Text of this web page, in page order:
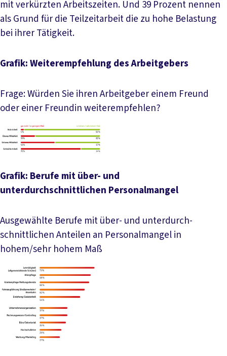
mit verkürzten Arbeitszeiten. Und 39 Prozent nennen
als Grund für die Teilzeitarbeit die zu hohe Belastung
bei ihrer Tätigkeit.
Grafik: Weiterempfehlung des Arbeitgebers
Frage: Würden Sie ihren Arbeitgeber einem Freund
oder einer Freundin weiterempfehlen?
Grafik: Berufe mit über- und
unterdurchschnittlichen Personalmangel
Ausgewählte Berufe mit über- und unter­durch­
schnittlichen Anteilen an Personal­mangel in
hohem/sehr hohem Maß